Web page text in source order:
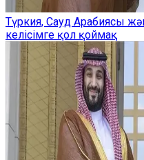
Түркия, Сауд Арабиясы
келісімге қол қоймақ